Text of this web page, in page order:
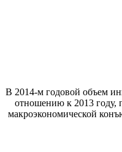
В 2014-м годовой объем
отношению к 2013 году,
макроэкономической